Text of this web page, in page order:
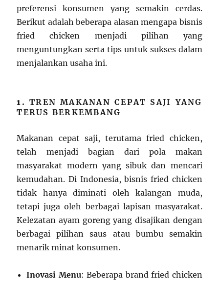
preferensi konsumen yang semakin cerdas.
Berikut adalah beberapa alasan mengapa bisnis
fried chicken menjadi pilihan yang
menguntungkan serta tips untuk sukses dalam
menjalankan usaha ini.
1.TREN MAKANAN CEPAT SAJI YANG
TERUS BERKEMBANG
Makanan cepat saji, terutama fried chicken,
telah menjadi bagian dari pola makan
masyarakat modern yang sibuk dan mencari
kemudahan. Di Indonesia, bisnis fried chicken
tidak hanya diminati oleh kalangan muda,
tetapi juga oleh berbagai lapisan masyarakat.
Kelezatan ayam goreng yang disajikan dengan
berbagai pilihan saus atau bumbu semakin
menarik minat konsumen.
Inovasi Menu: Beberapa brand fried chicken